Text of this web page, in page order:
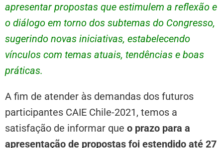
apresentar propostas que estimulem a reflexão e
o diálogo em torno dos subtemas do Congresso,
sugerindo novas iniciativas, estabelecendo
vínculos com temas atuais, tendências e boas
práticas.
A fim de atender às demandas dos futuros
participantes CAIE Chile-2021, temos a
satisfação de informar que o prazo para a
apresentação de propostas foi estendido até 27